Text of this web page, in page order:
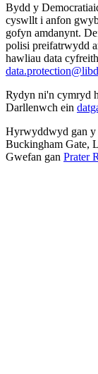
Bydd y
cyswllt i anfon
gofyn amdanynt.
polisi preifatrwydd
hawliau data
Rydyn ni'n cymryd
Darllenwch ein
Hyrwyddwyd gan y
Buckingham Gate,
Gwefan gan Prater